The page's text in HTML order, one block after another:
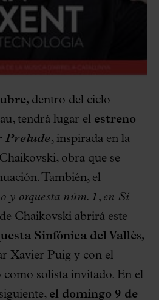
, dentro del ciclo
tendrá lugar el estreno
Prelude, inspirada en la
obra que se
También, el
y orquesta núm. 1, en Sí
Chaikovski abrirá este
Sinfónica del Vallès,
Xavier Puig y con el
solista invitado. En el
el domingo 9 de